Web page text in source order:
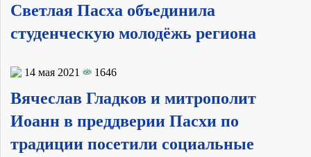
Светлая Пасха объединила
студенческую молодёжь региона
14 мая 2021 1646
Вячеслав Гладков и митрополит
Иоанн в преддверии Пасхи по
традиции посетили социальные